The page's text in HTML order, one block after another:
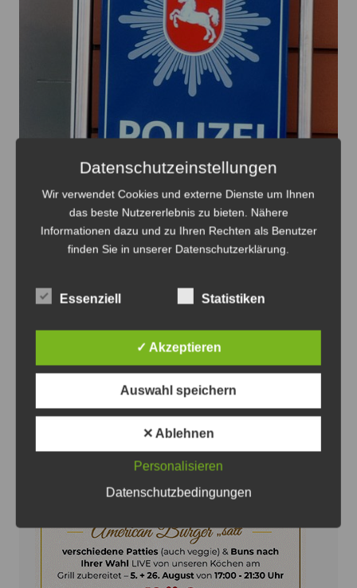
Die Täter machten offensichtlich keine Beute - Foto:
JPH
7. August 2026
Datenschutzeinstellungen
Wir verwendet Cookies und externe Dienste um Ihnen
das beste Nutzererlebnis zu bieten. Nähere
Informationen dazu und zu Ihren Rechten als Benutzer
finden Sie in unserer Datenschutzerklärung.
Essenziell Statistiken
✓ Akzeptieren
Auswahl speichern
✕ Ablehnen
Personalisieren
Datenschutzbedingungen